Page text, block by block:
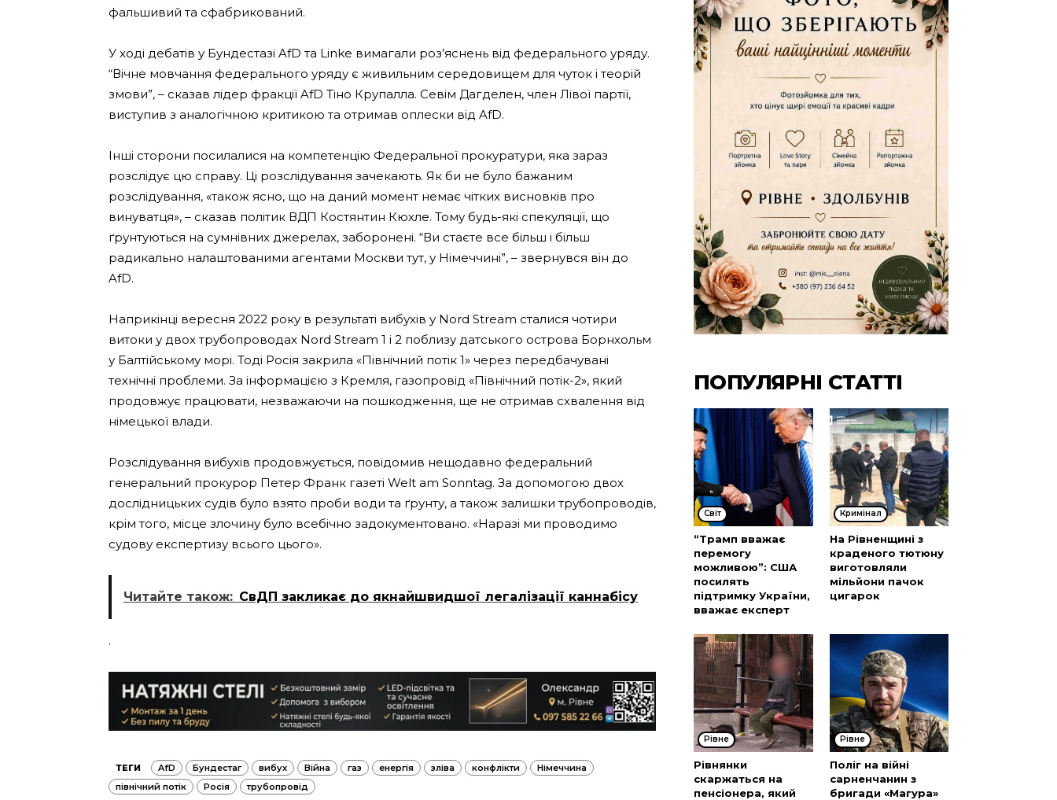
фальшивий та сфабрикований.
У ході дебатів у Бундестазі AfD та Linke вимагали роз’яснень від федерального уряду.
“Вічне мовчання федерального уряду є живильним середовищем для чуток і теорій
змови”, – сказав лідер фракції AfD Тіно Крупалла. Севім Дагделен, член Лівої партії,
виступив з аналогічною критикою та отримав оплески від AfD.
Інші сторони посилалися на компетенцію Федеральної прокуратури, яка зараз
розслідує цю справу. Ці розслідування зачекають. Як би не було бажаним
розслідування, «також ясно, що на даний момент немає чітких висновків про
винуватця», – сказав політик ВДП Костянтин Кюхле. Тому будь-які спекуляції, що
ґрунтуються на сумнівних джерелах, заборонені. “Ви стаєте все більш і більш
радикально налаштованими агентами Москви тут, у Німеччині”, – звернувся він до
AfD.
Наприкінці вересня 2022 року в результаті вибухів у Nord Stream сталися чотири
витоки у двох трубопроводах Nord Stream 1 і 2 поблизу датського острова Борнхольм
у Балтійському морі. Тоді Росія закрила «Північний потік 1» через передбачувані
технічні проблеми. За інформацією з Кремля, газопровід «Північний потік-2», який
продовжує працювати, незважаючи на пошкодження, ще не отримав схвалення від
німецької влади.
Розслідування вибухів продовжується, повідомив нещодавно федеральний
генеральний прокурор Петер Франк газеті Welt am Sonntag. За допомогою двох
дослідницьких судів було взято проби води та ґрунту, а також залишки трубопроводів,
крім того, місце злочину було всебічно задокументовано. «Наразі ми проводимо
судову експертизу всього цього».
Читайте також: СвДП закликає до якнайшвидшої легалізації каннабісу
.
ТЕГИ AfD Бундестаг вибух Війна газ енергія зліва конфлікти
Німеччина
північний потік
Росія трубопровід
ПОПУЛЯРНІ СТАТТІ
Cвіт
“Трамп вважає
перемогу
можливою”: США
посилять
підтримку України,
вважає експерт
Кримінал
На Рівненщині з
краденого тютюну
виготовляли
мільйони пачок
цигарок
Рівне
Рівнянки
скаржаться на
пенсіонера, який
Рівне
Поліг на війні
сарненчанин з
бригади «Магура»